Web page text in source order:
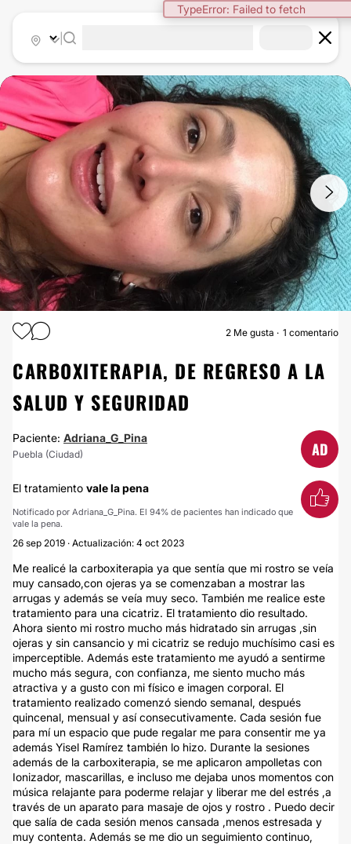
TypeError: Failed to fetch
CARBOXITERAPIA
2 Me gusta 1 comentario
CARBOXITERAPIA, DE REGRESO A LA
SALUD Y SEGURIDAD
Paciente: Adriana_G_Pina
Puebla (Ciudad) AD
El tratamiento vale la pena
Notificado por Adriana_G_Pina. El 94% de pacientes han indicado que
vale la pena.
26 sep 2019 · Actualización: 4 oct 2023
Me realicé la carboxiterapia ya que sentía que mi rostro se veía
muy cansado,con ojeras ya se comenzaban a mostrar las
arrugas y además se veía muy seco. También me realice este
tratamiento para una cicatriz. El tratamiento dio resultado.
Ahora siento mi rostro mucho más hidratado sin arrugas ,sin
ojeras y sin cansancio y mi cicatriz se redujo muchísimo casi es
imperceptible. Además este tratamiento me ayudó a sentirme
mucho más segura, con confianza, me siento mucho más
atractiva y a gusto con mi físico e imagen corporal. El
tratamiento realizado comenzó siendo semanal, después
quincenal, mensual y así consecutivamente. Cada sesión fue
para mí un espacio que pude regalar me para consentir me ya
además Yisel Ramírez también lo hizo. Durante la sesiones
además de la carboxiterapia, se me aplicaron ampolletas con
Ionizador, mascarillas, e incluso me dejaba unos momentos con
música relajante para poderme relajar y liberar me del estrés ,a
través de un aparato para masaje de ojos y rostro . Puedo decir
que salía de cada sesión menos cansada ,menos estresada y
muy contenta. Además se me dio un seguimiento continuo,